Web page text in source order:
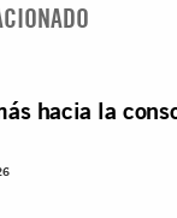
hacia la